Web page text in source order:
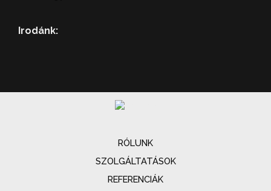
Irodánk:
RÓLUNK
SZOLGÁLTATÁSOK
REFERENCIÁK